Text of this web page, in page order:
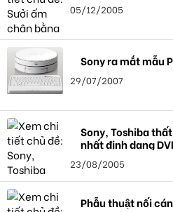
05/12/2005
Sony ra mắt mẫu
29/07/2007
Sony, Toshiba
nhất định dạng
23/08/2005
Phẫu thuật nối